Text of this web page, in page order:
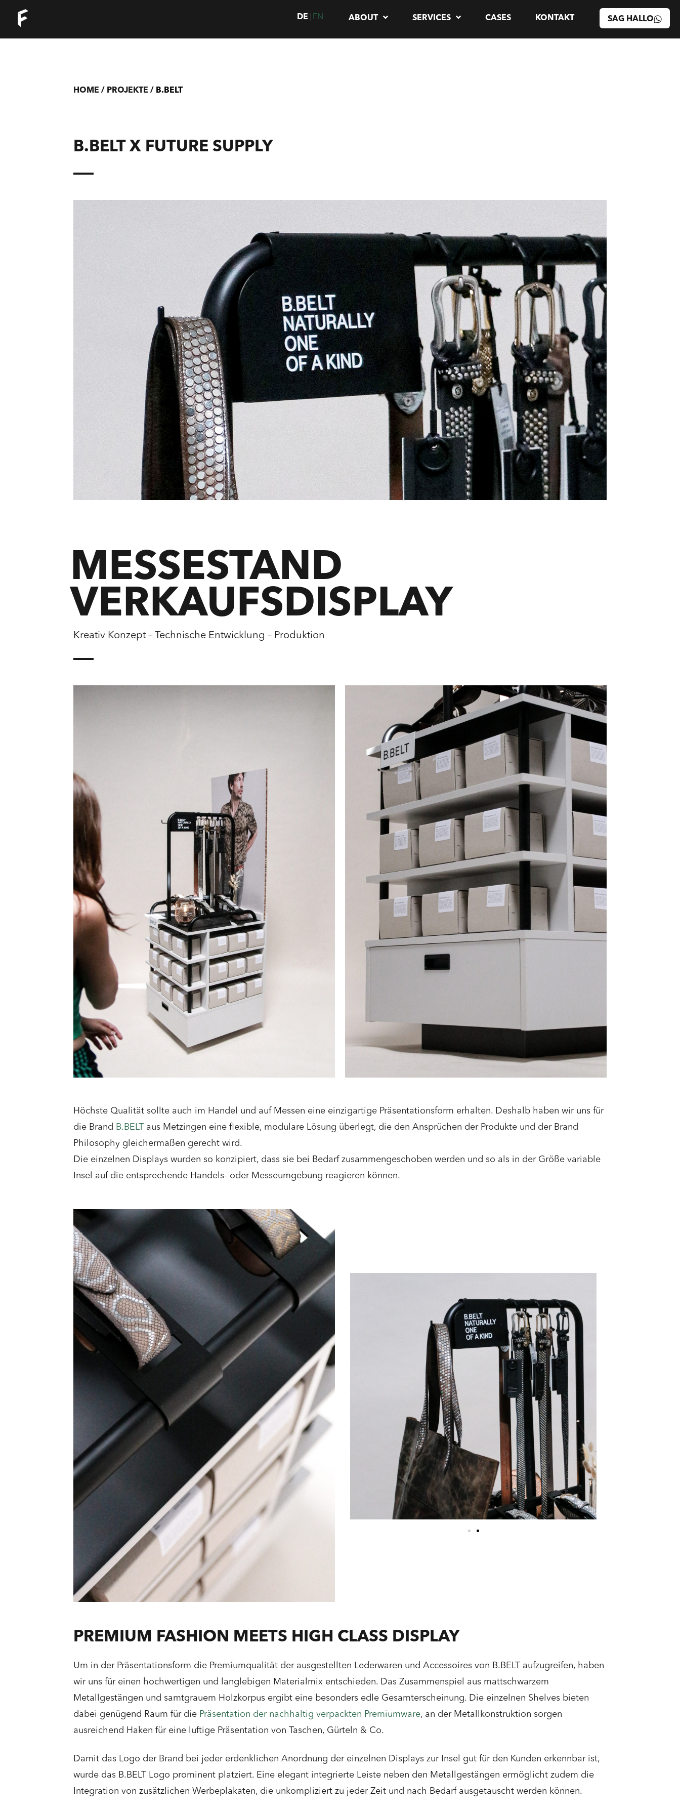
DE EN ABOUT SERVICES CASES KONTAKT SAG HALLO
HOME / PROJEKTE / B.BELT
B.BELT X FUTURE SUPPLY
MESSESTAND
VERKAUFSDISPLAY
Kreativ Konzept – Technische Entwicklung – Produktion
Höchste Qualität sollte auch im Handel und auf Messen eine einzigartige Präsentationsform erhalten. Deshalb haben wir uns für
die Brand B.BELT
aus Metzingen eine flexible, modulare Lösung überlegt, die den Ansprüchen der Produkte und der Brand
Philosophy gleichermaßen gerecht wird.
Die einzelnen Displays wurden so konzipiert, dass sie bei Bedarf zusammengeschoben werden und so als in der Größe variable
Insel auf die entsprechende Handels- oder Messeumgebung reagieren können.
PREMIUM FASHION MEETS HIGH CLASS DISPLAY
Um in der Präsentationsform die Premiumqualität der ausgestellten Lederwaren und Accessoires von B.BELT aufzugreifen, haben
wir uns für einen hochwertigen und langlebigen Materialmix entschieden. Das Zusammenspiel aus mattschwarzem
Metallgestängen und samtgrauem Holzkorpus ergibt eine besonders edle Gesamterscheinung. Die einzelnen Shelves bieten
dabei genügend Raum für die Präsentation der nachhaltig verpackten Premiumware, an der Metallkonstruktion sorgen
ausreichend Haken für eine luftige Präsentation von Taschen, Gürteln & Co.
Damit das Logo der Brand bei jeder erdenklichen Anordnung der einzelnen Displays zur Insel gut für den Kunden erkennbar ist,
wurde das B.BELT Logo prominent platziert. Eine elegant integrierte Leiste neben den Metallgestängen ermöglicht zudem die
Integration von zusätzlichen Werbeplakaten, die unkompliziert zu jeder Zeit und nach Bedarf ausgetauscht werden können.